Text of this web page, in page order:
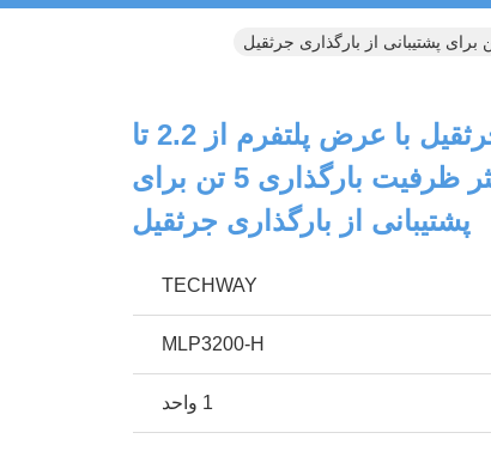
عرشه بارگذاری جرثقیل با عرض پلتفرم از 2.2 تا
4.2 متر و حداکثر ظرفیت بارگذاری 5 تن برای
پشتیبانی از بارگذاری جرثقیل
TECHWAY
MLP3200-H
1 واحد